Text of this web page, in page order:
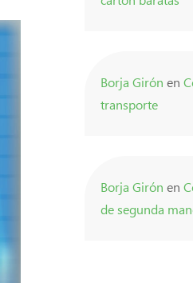
Borja Girón en
transporte
Borja Girón en
de segunda